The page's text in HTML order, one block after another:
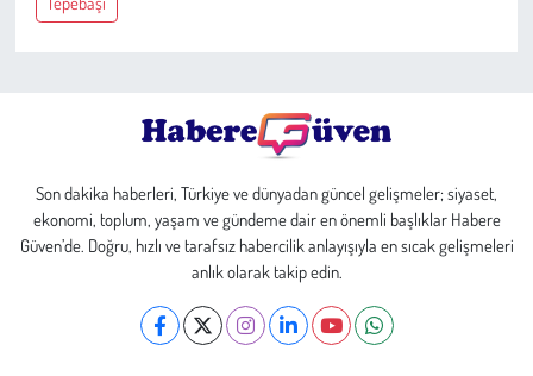
Son dakika haberleri, Türkiye ve dünyadan güncel gelişmeler; siyaset,
ekonomi, toplum, yaşam ve gündeme dair en önemli başlıklar Habere
Güven’de. Doğru, hızlı ve tarafsız habercilik anlayışıyla en sıcak gelişmeleri
anlık olarak takip edin.
Hukuk
Tarım
Son Dakika